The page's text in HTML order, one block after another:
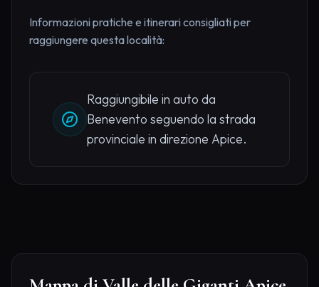
Informazioni pratiche e itinerari consigliati per
raggiungere questa località:
Raggiungibile in auto da
Benevento seguendo la strada
provinciale in direzione Apice.